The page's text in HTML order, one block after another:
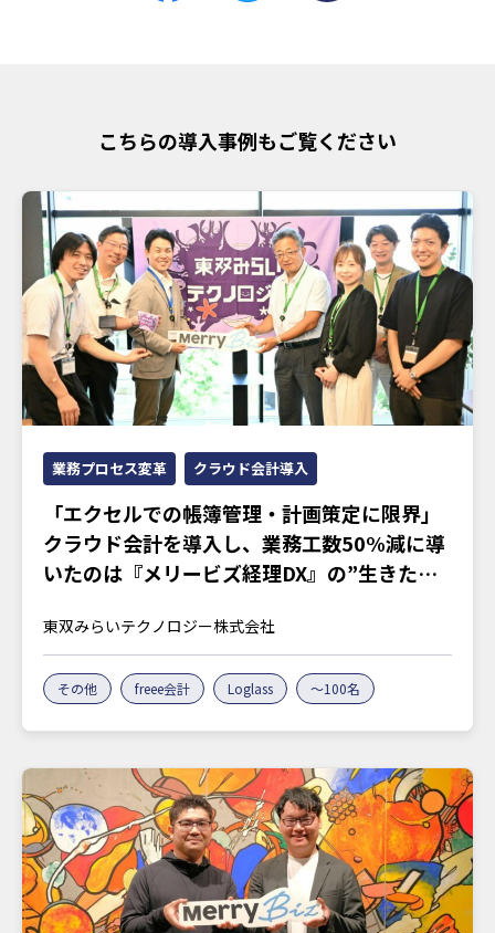
こちらの導入事例もご覧ください
業務プロセス変革 クラウド会計導入
「エクセルでの帳簿管理・計画策定に限界」
クラウド会計を導入し、業務工数50%減に導
いたのは『メリービズ経理DX』の”生きたノ
東双みらいテクノロジー株式会社
その他 freee会計 Loglass ～100名